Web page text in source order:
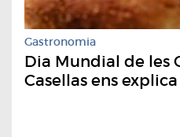
Gastronomia
Dia Mundial de les
Casellas ens